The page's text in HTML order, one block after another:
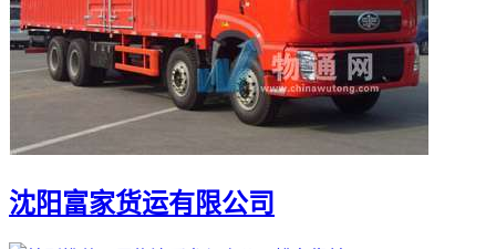
沈阳富家货运有限公司